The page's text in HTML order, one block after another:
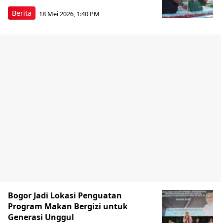
Berita 18 Mei 2026, 1:40 PM
Bogor Jadi Lokasi Penguatan
Program Makan Bergizi untuk
Generasi Unggul